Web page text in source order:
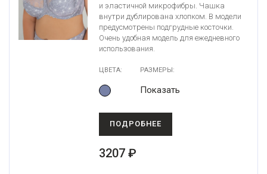
и эластичной микрофибры. Чашка
внутри дублирована хлопком. В модели
предусмотрены подгрудные косточки.
Очень удобная модель для ежедневного
использования.
ЦВЕТА: РАЗМЕРЫ:
Показать
ПОДРОБНЕЕ
3207 ₽